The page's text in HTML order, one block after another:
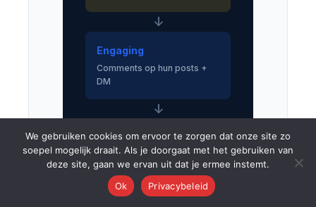
↓
Engaging
Comments op hun posts +
DM
↓
Maintained
Actieve relatie, lead-ready
We gebruiken cookies om ervoor te zorgen dat onze site zo
soepel mogelijk draait. Als je doorgaat met het gebruiken van
deze site, gaan we ervan uit dat je ermee instemt.
Ok
Privacybeleid